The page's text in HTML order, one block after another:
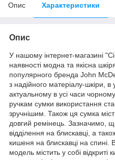
Опис Характеристики
Опис
У нашому інтернет-магазині
наявності модна та якісна
популярного бренда John
з надійного матеріалу-шкіри, в
актуальному в усі часи
ручкам сумки використання
зручнішим. Також ця сумка
довгий ремінець. Зазначимо,
відділення на блискавці, а
кишеня на блискавці на
модель містить у собі